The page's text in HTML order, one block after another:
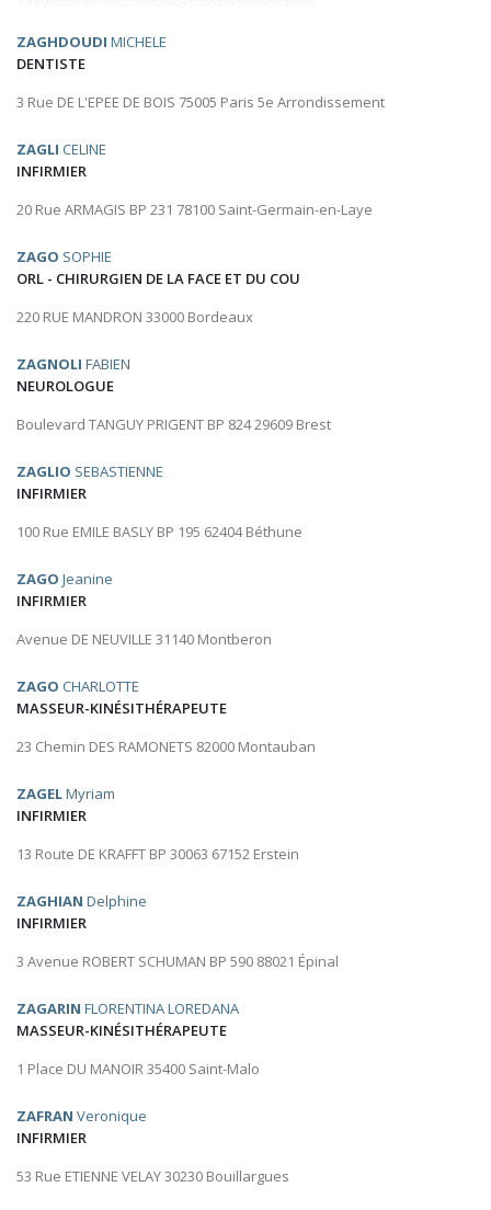
ZAGHDOUDI MICHELE
DENTISTE
3 Rue DE L'EPEE DE BOIS 75005 Paris 5e Arrondissement
ZAGLI CELINE
INFIRMIER
20 Rue ARMAGIS BP 231 78100 Saint-Germain-en-Laye
ZAGO SOPHIE
ORL - CHIRURGIEN DE LA FACE ET DU COU
220 RUE MANDRON 33000 Bordeaux
ZAGNOLI FABIEN
NEUROLOGUE
Boulevard TANGUY PRIGENT BP 824 29609 Brest
ZAGLIO SEBASTIENNE
INFIRMIER
100 Rue EMILE BASLY BP 195 62404 Béthune
ZAGO Jeanine
INFIRMIER
Avenue DE NEUVILLE 31140 Montberon
ZAGO CHARLOTTE
MASSEUR-KINÉSITHÉRAPEUTE
23 Chemin DES RAMONETS 82000 Montauban
ZAGELMyriam
INFIRMIER
13 Route DE KRAFFT BP 30063 67152 Erstein
ZAGHIAN Delphine
INFIRMIER
3 Avenue ROBERT SCHUMAN BP 590 88021 Épinal
ZAGARIN FLORENTINA LOREDANA
MASSEUR-KINÉSITHÉRAPEUTE
1 Place DU MANOIR 35400 Saint-Malo
ZAFRAN Veronique
INFIRMIER
53 Rue ETIENNE VELAY 30230 Bouillargues